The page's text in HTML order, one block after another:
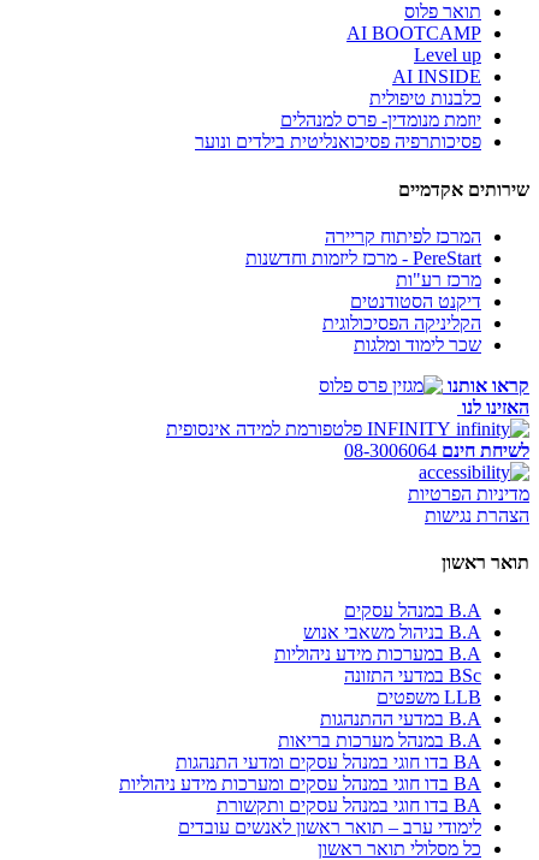
תואר פלוס
AI BOOTCAMP
Level up
AI INSIDE
כלבנות טיפולית
יוזמת מנומדין- פרס למנהלים
פסיכותרפיה פסיכואנליטית בילדים ונוער
שירותים אקדמיים
המרכז לפיתוח קריירה
PereStart - מרכז ליזמות וחדשנות
מרכז רע"ות
דיקנט הסטודנטים
הקליניקה הפסיכולוגית
שכר לימוד ומלגות
קראו אותנו
האזינו לנו
INFINITY פלטפורמת למידה אינסופית
לשיחת חינם 08-3006064
מדיניות הפרטיות
הצהרת נגישות
תואר ראשון
B.A במנהל עסקים
B.A בניהול משאבי אנוש
B.A במערכות מידע ניהוליות
BSc במדעי התזונה
LLB משפטים
B.A במדעי ההתנהגות
B.A במנהל מערכות בריאות
BA בדו חוגי במנהל עסקים ומדעי התנהגות
BA בדו חוגי במנהל עסקים ומערכות מידע ניהוליות
BA בדו חוגי במנהל עסקים ותקשורת
לימודי ערב – תואר ראשון לאנשים עובדים
כל מסלולי תואר ראשון